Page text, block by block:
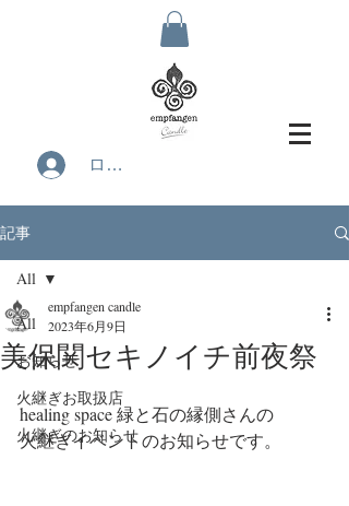
ログイン
記事
All
お知らせ
火継ぎお取扱店
火継ぎのお知らせ
All
美保関セキノイチ前夜祭
empfangen candle
2023年6月9日
healing space 緑と石の縁側さんの
火継ぎイベントのお知らせです。